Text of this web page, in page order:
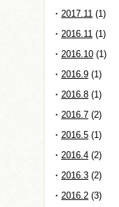
2017.11 (1)
2016.11 (1)
2016.10 (1)
2016.9 (1)
2016.8 (1)
2016.7 (2)
2016.5 (1)
2016.4 (2)
2016.3 (2)
2016.2 (3)